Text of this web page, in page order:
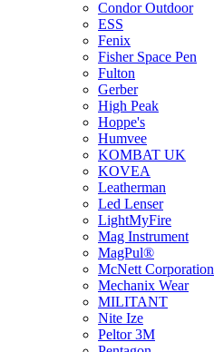
Condor Outdoor
ESS
Fenix
Fisher Space Pen
Fulton
Gerber
High Peak
Hoppe's
Humvee
KOMBAT UK
KOVEA
Leatherman
Led Lenser
LightMyFire
Mag Instrument
MagPul®
McNett Corporation
Mechanix Wear
MILITANT
Nite Ize
Peltor 3M